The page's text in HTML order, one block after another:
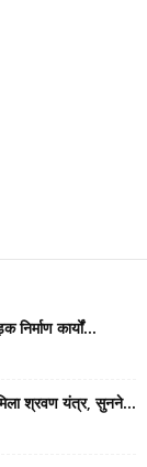
कार्यों...
श्रवण यंत्र, सुनने...